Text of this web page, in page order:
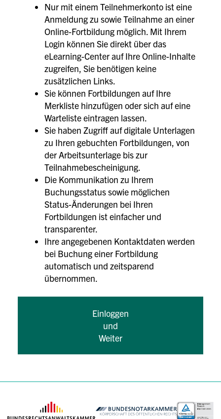
Nur mit einem Teilnehmerkonto ist eine
Anmeldung zu sowie Teilnahme an einer
Online-Fortbildung möglich. Mit Ihrem
Login können Sie direkt über das
eLearning-Center auf Ihre Online-Inhalte
zugreifen, Sie benötigen keine
zusätzlichen Links.
Sie können Fortbildungen auf Ihre
Merkliste hinzufügen oder sich auf eine
Warteliste eintragen lassen.
Sie haben Zugriff auf digitale Unterlagen
zu Ihren gebuchten Fortbildungen, von
der Arbeitsunterlage bis zur
Teilnahmebescheinigung.
Die Kommunikation zu Ihrem
Buchungsstatus sowie möglichen
Status-Änderungen bei Ihren
Fortbildungen ist einfacher und
transparenter.
Ihre angegebenen Kontaktdaten werden
bei Buchung einer Fortbildung
automatisch und zeitsparend
übernommen.
Einloggen
und
Weiter